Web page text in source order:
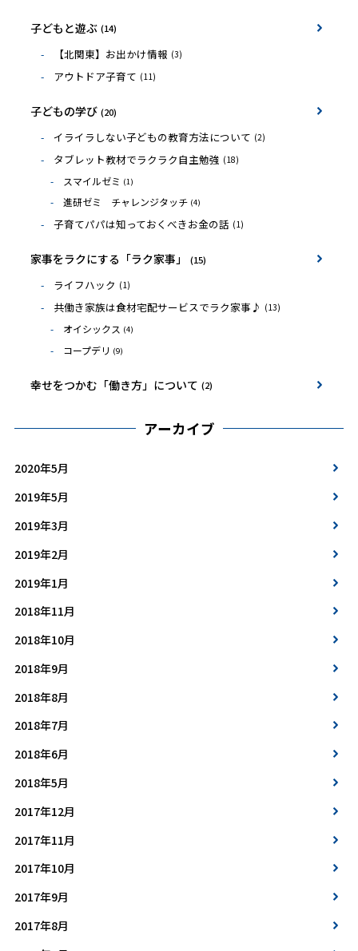
子どもと遊ぶ (14)
【北関東】お出かけ情報 (3)
アウトドア子育て (11)
子どもの学び (20)
イライラしない子どもの教育方法について (2)
タブレット教材でラクラク自主勉強 (18)
スマイルゼミ (1)
進研ゼミ チャレンジタッチ (4)
子育てパパは知っておくべきお金の話 (1)
家事をラクにする「ラク家事」 (15)
ライフハック (1)
共働き家族は食材宅配サービスでラク家事♪ (13)
オイシックス (4)
コープデリ (9)
幸せをつかむ「働き方」について (2)
アーカイブ
2020年5月
2019年5月
2019年3月
2019年2月
2019年1月
2018年11月
2018年10月
2018年9月
2018年8月
2018年7月
2018年6月
2018年5月
2017年12月
2017年11月
2017年10月
2017年9月
2017年8月